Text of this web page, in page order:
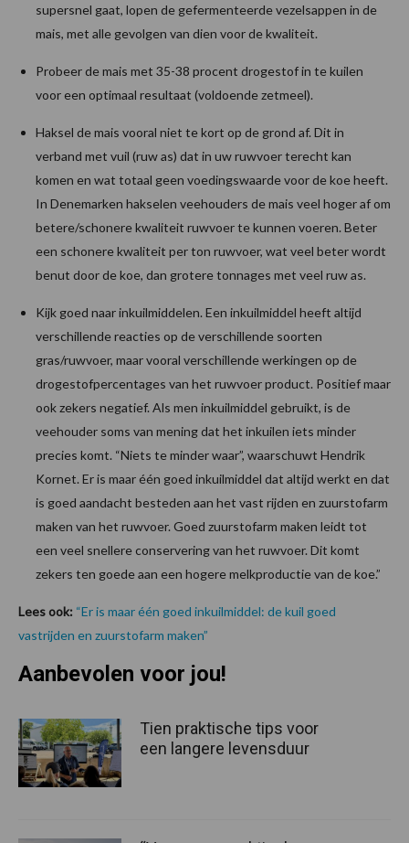
supersnel gaat, lopen de gefermenteerde vezelsappen in de
mais, met alle gevolgen van dien voor de kwaliteit.
Probeer de mais met 35-38 procent drogestof in te kuilen
voor een optimaal resultaat (voldoende zetmeel).
Haksel de mais vooral niet te kort op de grond af. Dit in
verband met vuil (ruw as) dat in uw ruwvoer terecht kan
komen en wat totaal geen voedingswaarde voor de koe heeft.
In Denemarken hakselen veehouders de mais veel hoger af om
betere/schonere kwaliteit ruwvoer te kunnen voeren. Beter
een schonere kwaliteit per ton ruwvoer, wat veel beter wordt
benut door de koe, dan grotere tonnages met veel ruw as.
Kijk goed naar inkuilmiddelen. Een inkuilmiddel heeft altijd
verschillende reacties op de verschillende soorten
gras/ruwvoer, maar vooral verschillende werkingen op de
drogestofpercentages van het ruwvoer product. Positief maar
ook zekers negatief. Als men inkuilmiddel gebruikt, is de
veehouder soms van mening dat het inkuilen iets minder
precies komt. “Niets te minder waar”, waarschuwt Hendrik
Kornet. Er is maar één goed inkuilmiddel dat altijd werkt en dat
is goed aandacht besteden aan het vast rijden en zuurstofarm
maken van het ruwvoer. Goed zuurstofarm maken leidt tot
een veel snellere conservering van het ruwvoer. Dit komt
zekers ten goede aan een hogere melkproductie van de koe.”
Lees ook: “Er is maar één goed inkuilmiddel: de kuil goed
vastrijden en zuurstofarm maken”
Aanbevolen voor jou!
Tien praktische tips voor
een langere levensduur